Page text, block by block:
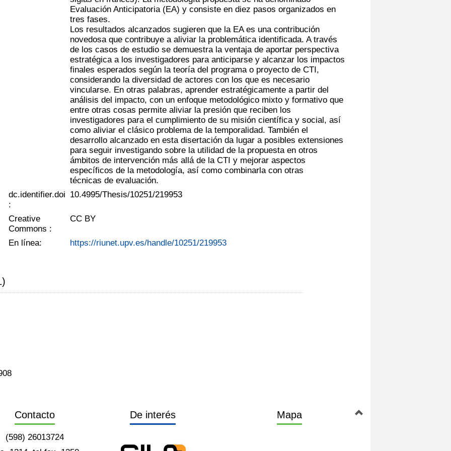
Evaluación Anticipatoria (EA) y consiste en diez pasos organizados en
tres fases.
Los resultados alcanzados sugieren que la EA es una contribución
novedosa que contribuye a aliviar la problemática identificada. A través
de los casos de estudio se demuestra la ventaja de aportar perspectiva
estratégica a los investigadores para anticiparse y alcanzar los impactos
finales esperados según la teoría del programa o proyecto de CTI,
considerando la diversidad de actores con los que es necesario
vincularse. En otras palabras, aprender estratégicamente a partir del
análisis del impacto, con un enfoque metodológico mixto y formativo que
entre otras cosas permite aliviar la presión que reciben los
investigadores para el cumplimiento de su misión científica y social, así
como aliviar el clásico problema de la temporalidad. También el
desarrollo alcanzado en esta disertación da lugar a posibles extensiones
para seguir investigando sobre la utilidad de la propuesta en otros
ámbitos de intervención más allá de la CTI y mejorar aspectos
específicos de la metodología, así como combinarla con otras
técnicas de evaluación.
dc.identifier.doi
:
10.4995/Thesis/10251/219953
Creative
Commons :
CC BY
En línea: https://riunet.upv.es/handle/10251/219953
Contacto
(598) 26013724
De interés Mapa